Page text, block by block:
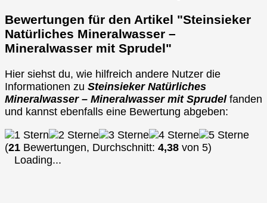
Bewertungen für den Artikel "Steinsieker
Natürliches Mineralwasser –
Mineralwasser mit Sprudel"
Hier siehst du, wie hilfreich andere Nutzer die
Informationen zu Steinsieker Natürliches
Mineralwasser – Mineralwasser mit Sprudelfanden
und kannst ebenfalls eine Bewertung abgeben:
(21 Bewertungen, Durchschnitt: 4,38 von 5)
Loading...